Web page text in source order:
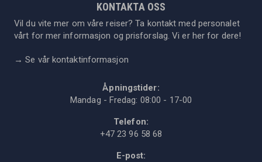
KONTAKTA OSS
Vil du vite mer om våre reiser? Ta kontakt med personalet
vårt for mer informasjon og prisforslag. Vi er her for dere!
→Se vår kontaktinformasjon
Åpningstider:
Mandag - Fredag: 08:00 - 17-00
Telefon:
+47 23 96 58 68
E-post: